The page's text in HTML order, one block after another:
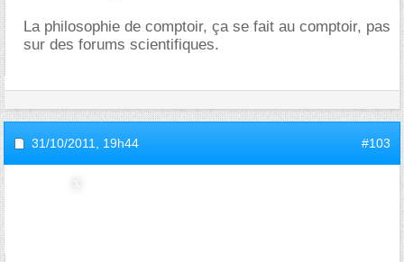
La philosophie de comptoir, ça se fait au comptoir, pas
sur des forums scientifiques.
31/10/2011, 19h44 #103